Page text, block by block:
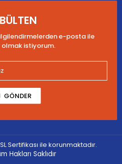
e-posta ile
istiyorum.
GÖNDER
Sertifikası ile korunmaktadır.
Hakları Saklıdır